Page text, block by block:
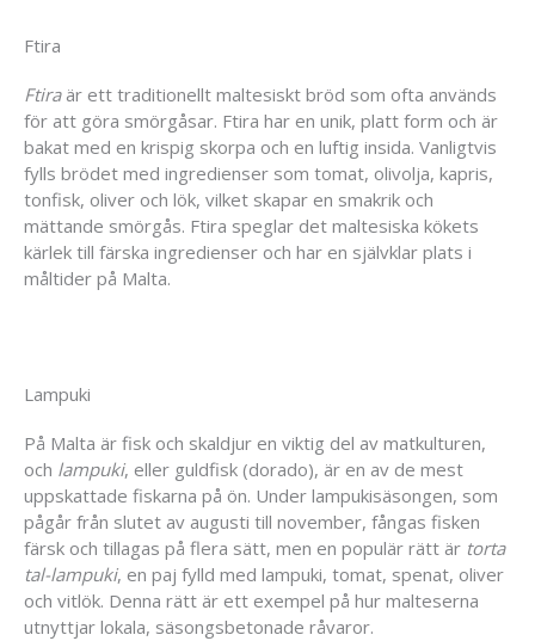
Ftira
Ftiraär ett traditionellt maltesiskt bröd som ofta används
för att göra smörgåsar. Ftira har en unik, platt form och är
bakat med en krispig skorpa och en luftig insida. Vanligtvis
fylls brödet med ingredienser som tomat, olivolja, kapris,
tonfisk, oliver och lök, vilket skapar en smakrik och
mättande smörgås. Ftira speglar det maltesiska kökets
kärlek till färska ingredienser och har en självklar plats i
måltider på Malta.
Lampuki
På Malta är fisk och skaldjur en viktig del av matkulturen,
och lampuki, eller guldfisk (dorado), är en av de mest
uppskattade fiskarna på ön. Under lampukisäsongen, som
pågår från slutet av augusti till november, fångas fisken
färsk och tillagas på flera sätt, men en populär rätt är torta
tal-lampuki, en paj fylld med lampuki, tomat, spenat, oliver
och vitlök. Denna rätt är ett exempel på hur malteserna
utnyttjar lokala, säsongsbetonade råvaror.